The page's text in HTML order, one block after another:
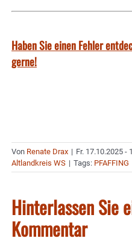
Haben Sie einen Fehler
gerne!
Von Renate Drax | Fr. 17.10.2025 -
Altlandkreis WS | Tags: PFAFFING
Hinterlassen Sie
Kommentar